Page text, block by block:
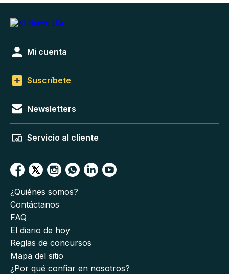
Mi cuenta
Suscríbete
Newsletters
Servicio al cliente
¿Quiénes somos?
Contáctanos
FAQ
El diario de hoy
Reglas de concursos
Mapa del sitio
¿Por qué confiar en nosotros?